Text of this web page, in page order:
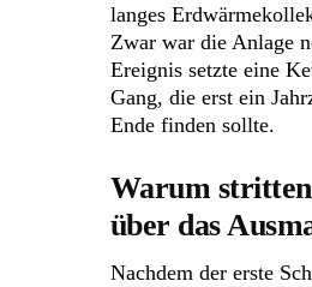
langes
Zwar war die Anlage
Ereignis setzte eine
Gang, die erst ein
Ende finden sollte.
Warum
über das
Nachdem der erste